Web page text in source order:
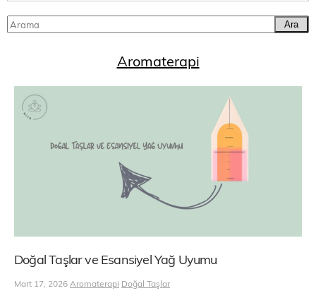
Ara
Aromaterapi
Doğal Taşlar ve Esansiyel Yağ Uyumu
Mart 17, 2026 Aromaterapi Doğal Taşlar